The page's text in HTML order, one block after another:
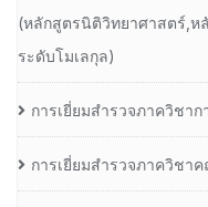
(หลักสูตรนิติวิทยาศาสตร์,ห
ระดับโมเลกุล)
การเยี่ยมสำรวจภาควิชา
การเยี่ยมสำรวจภาควิชา